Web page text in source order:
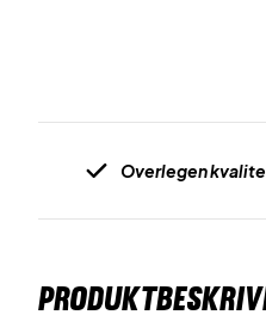
Overlegen